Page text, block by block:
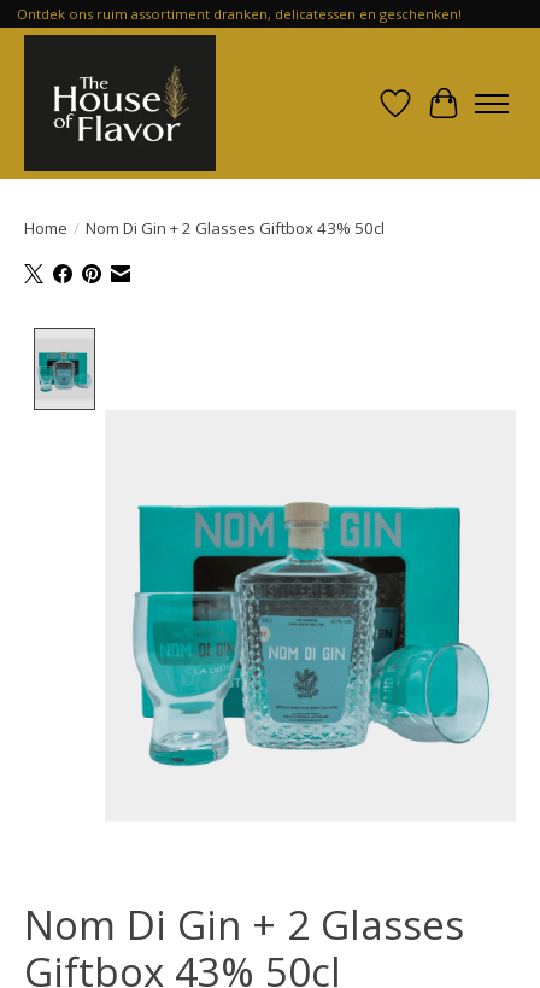
Ontdek ons ruim assortiment dranken, delicatessen en geschenken!
Verlanglijst
Home / Nom Di Gin + 2 Glasses Giftbox 43% 50cl
Nom Di Gin + 2 Glasses
Giftbox 43% 50cl